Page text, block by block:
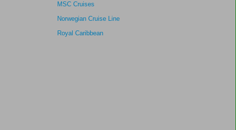
MSC Cruises
Norwegian Cruise Line
Royal Caribbean